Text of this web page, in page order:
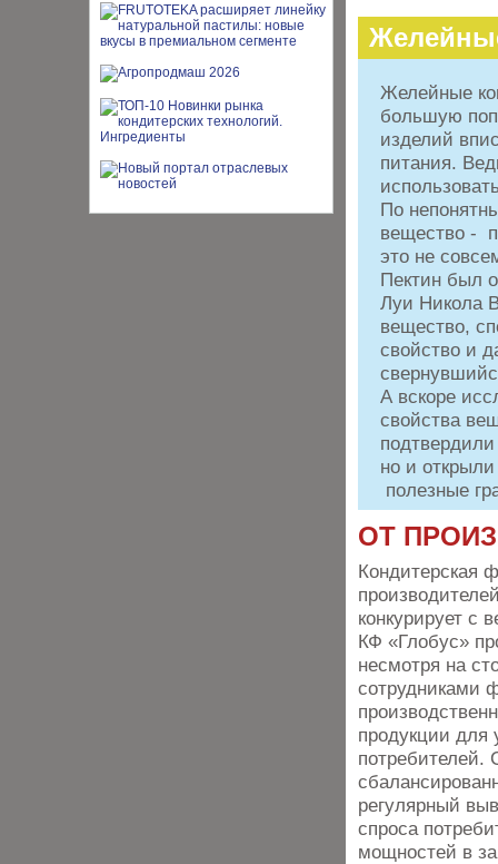
Желейные
большую
изделий
питания.
По
вещество -
это не
Пектин был
Луи Никола
вещество,
свойство и
А вскоре
свойства
но и
полезные
ОТ
Кондитерская
конкурирует
КФ «Глобус»
несмотря на
сотрудниками
продукции для
регулярный
спроса
мощностей в